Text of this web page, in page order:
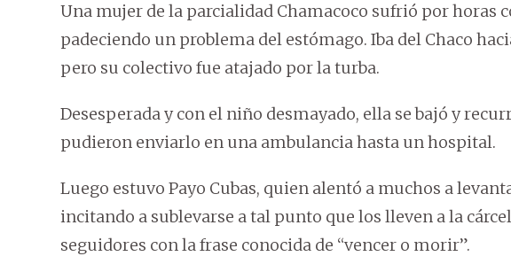
Una mujer de la parcialidad Chamacoco sufrió por horas
padeciendo un problema del estómago. Iba del Chaco
pero su colectivo fue atajado por la turba.
Desesperada y con el niño desmayado, ella se bajó y
pudieron enviarlo en una ambulancia hasta un hospital.
Luego estuvo Payo Cubas, quien alentó a muchos a
incitando a sublevarse a tal punto que los lleven a la
seguidores con la frase conocida de “vencer o morir”.